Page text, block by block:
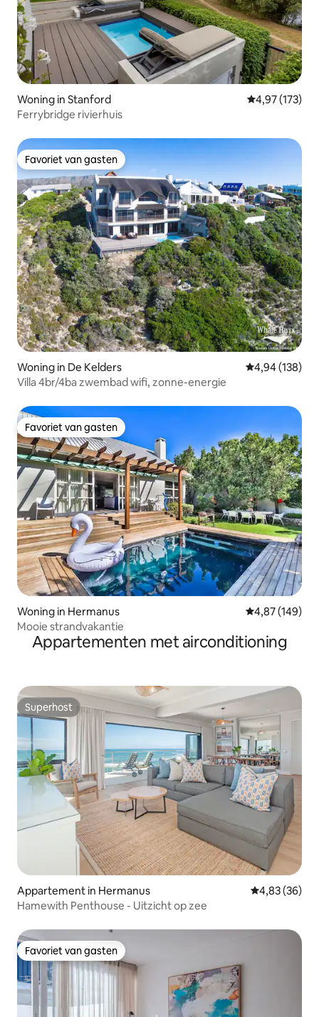
Woning in Stanford Gemiddelde
4,97 (173)
Ferrybridge rivierhuis
Favoriet van gasten
Favoriet van gasten
Woning in De Kelders Gemiddelde
4,94 (138)
Villa 4br/4ba zwembad wifi, zonne-energie
Favoriet van gasten
Favoriet van gasten
Woning in Hermanus Gemiddelde
4,87 (149)
Mooie strandvakantie
Appartementen met airconditioning
Superhost
Superhost
Appartement in Hermanus Gemiddelde
4,83 (36)
Hamewith Penthouse - Uitzicht op zee
Favoriet van gasten
Favoriet van gasten